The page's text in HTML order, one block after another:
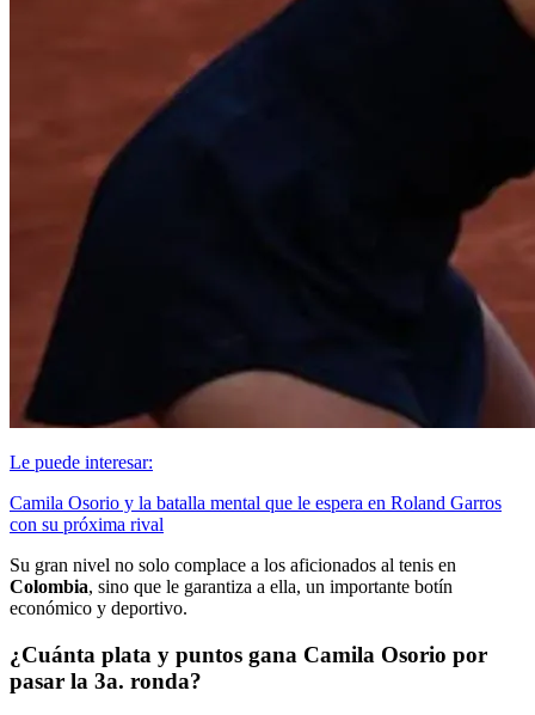
Le puede interesar:
Camila Osorio y la batalla mental que le espera en Roland Garros
con su próxima rival
Su gran nivel no solo complace a los aficionados al tenis en
Colombia, sino que le garantiza a ella, un importante botín
económico y deportivo.
¿Cuánta plata y puntos gana Camila Osorio por
pasar la 3a. ronda?